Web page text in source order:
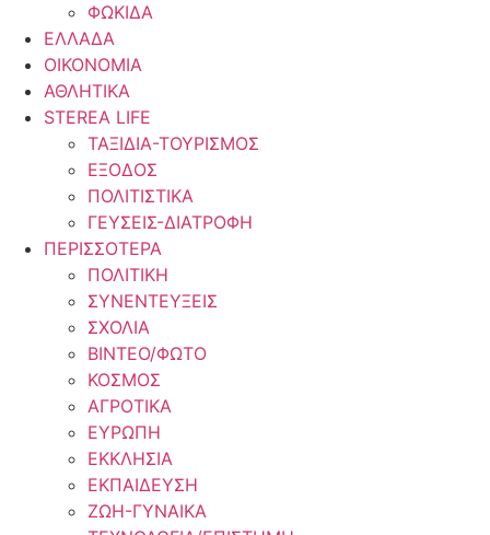
ΦΩΚΙΔΑ
ΕΛΛΑΔΑ
ΟΙΚΟΝΟΜΙΑ
ΑΘΛΗΤΙΚΑ
STEREA LIFE
ΤΑΞΙΔΙΑ-ΤΟΥΡΙΣΜΟΣ
ΕΞΟΔΟΣ
ΠΟΛΙΤΙΣΤΙΚΑ
ΓΕΥΣΕΙΣ-ΔΙΑΤΡΟΦΗ
ΠΕΡΙΣΣΟΤΕΡΑ
ΠΟΛΙΤΙΚΗ
ΣΥΝΕΝΤΕΥΞΕΙΣ
ΣΧΟΛΙΑ
ΒΙΝΤΕΟ/ΦΩΤΟ
ΚΟΣΜΟΣ
ΑΓΡΟΤΙΚΑ
ΕΥΡΩΠΗ
ΕΚΚΛΗΣΙΑ
ΕΚΠΑΙΔΕΥΣΗ
ΖΩΗ-ΓΥΝΑΙΚΑ